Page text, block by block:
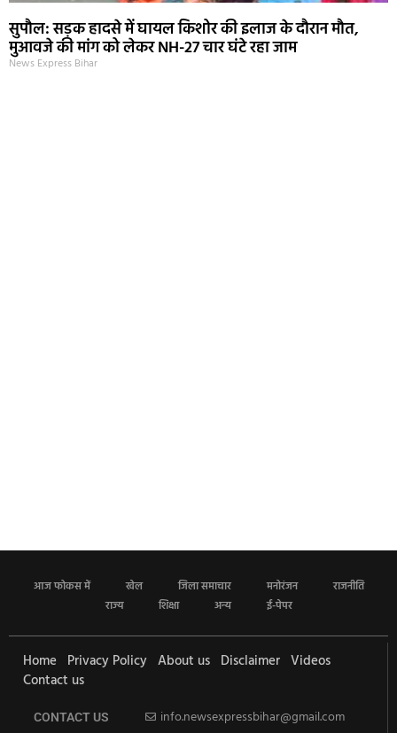
सुपौल: सड़क हादसे में घायल किशोर की इलाज के दौरान मौत,
मुआवजे की मांग को लेकर NH-27 चार घंटे रहा जाम
News Express Bihar
आज फोकस में खेल जिला समाचार मनोरंजन
राजनीति
राज्य
शिक्षा अन्य ई-पेपर
Home Privacy Policy About us Disclaimer Videos
Contact us
CONTACT US info.newsexpressbihar@gmail.com